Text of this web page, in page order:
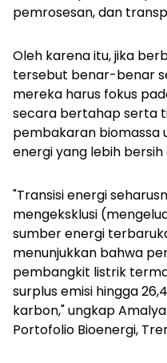
pemrosesan, dan
Oleh karena itu, jika
tersebut benar-benar
mereka harus fokus
secara bertahap serta
pembakaran biomassa
energi yang lebih
"Transisi energi
mengeksklusi
sumber energi
menunjukkan bahwa
pembangkit listrik
surplus emisi hingga
karbon," ungkap
Portofolio Bioenergi,